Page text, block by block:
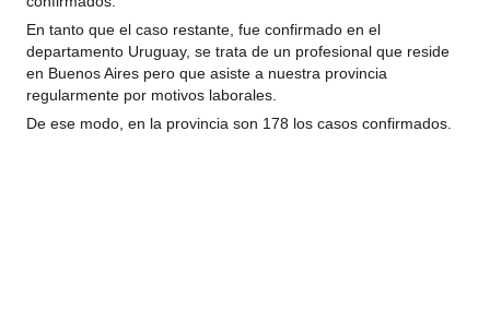
En tanto que el caso restante, fue confirmado en el
departamento Uruguay, se trata de un profesional que reside
en Buenos Aires pero que asiste a nuestra provincia
regularmente por motivos laborales.
De ese modo, en la provincia son 178 los casos confirmados.